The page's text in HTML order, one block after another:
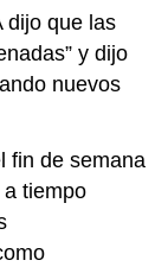
dijo que las
y dijo
nuevos
fin de semana
tiempo